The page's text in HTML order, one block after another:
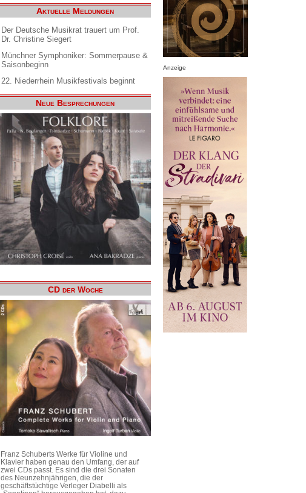
Aktuelle Meldungen
Der Deutsche Musikrat trauert um Prof.
Dr. Christine Siegert
Münchner Symphoniker: Sommerpause &
Saisonbeginn
22. Niederrhein Musikfestivals beginnt
Neue Besprechungen
CD der Woche
Franz Schuberts Werke für Violine und
Klavier haben genau den Umfang, der auf
zwei CDs passt. Es sind die drei Sonaten
des Neunzehnjährigen, die der
geschäftstüchtige Verleger Diabelli als
Anzeige